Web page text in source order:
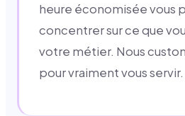
heure économisée vous
concentrer sur ce que
votre métier. Nous
pour vraiment vous servir.